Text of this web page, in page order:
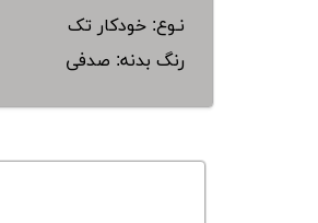
نـوع: خودکار تک
رنگ بدنه: صدفی